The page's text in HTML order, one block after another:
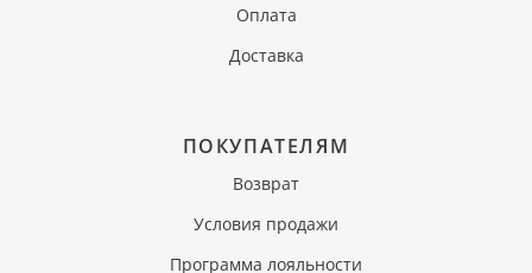
Оплата
Доставка
ПОКУПАТЕЛЯМ
Возврат
Условия продажи
Программа лояльности